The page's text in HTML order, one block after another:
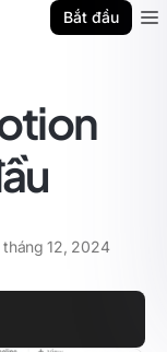
Bắt đầu
tháng 12, 2024